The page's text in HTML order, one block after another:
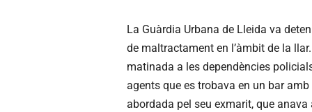
La Guàrdia Urbana de Lleida va
de maltractament en l’àmbit de la
matinada a les dependències
agents que es trobava en un bar
abordada pel seu exmarit, que